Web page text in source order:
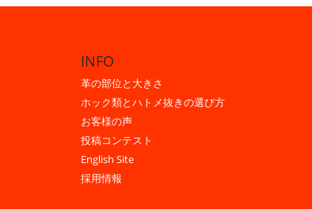
INFO
革の部位と大きさ
ホック類とハトメ抜きの選び方
お客様の声
投稿コンテスト
English Site
採用情報